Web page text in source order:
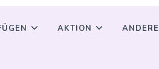
AKTION ANDERE